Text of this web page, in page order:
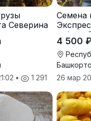
Северина
Дарина
• 1 291
Семена
гибрид
4 500
26 мар